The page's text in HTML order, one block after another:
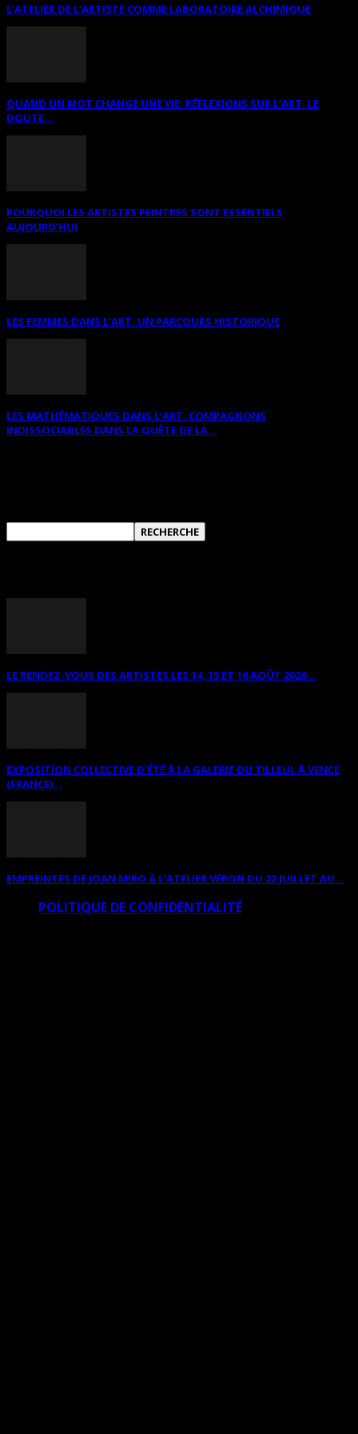
L’ATELIER DE L’ARTISTE COMME LABORATOIRE ALCHIMIQUE
QUAND UN MOT CHANGE UNE VIE: RÉFLEXIONS SUR L’ART, LE
DOUTE...
POURQUOI LES ARTISTES PEINTRES SONT ESSENTIELS
AUJOURD’HUI
LES FEMMES DANS L’ART. UN PARCOURS HISTORIQUE
LES MATHÉMATIQUES DANS L’ART. COMPAGNONS
INDISSOCIABLES DANS LA QUÊTE DE LA...
LE RENDEZ-VOUS DES ARTISTES LES 14, 15 ET 16 AOÛT 2026...
EXPOSITION COLLECTIVE D’ÉTÉ À LA GALERIE DU TILLEUL À VENCE
(FRANCE)...
EMPREINTES DE JOAN MIRO À L’ATELIER VÉRON DU 22 JUILLET AU...
POLITIQUE DE CONFIDENTIALITÉ